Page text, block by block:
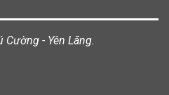
Cường - Yên Lãng.